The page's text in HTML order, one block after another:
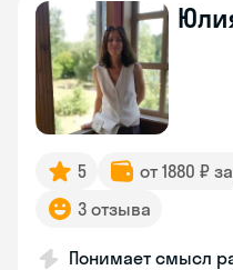
5 от 1880 ₽
3 отзыва
Понимает смысл